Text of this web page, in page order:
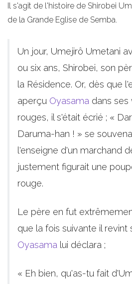
Il s'agit de l'histoire de Shirobei
de la Grande Eglise de Semba.
Un jour, Umejirô Umetani
ou six ans, Shirobei, son
la Résidence. Or, dès que
aperçu Oyasama dans
rouges, il s'était écrié ; «
Daruma-han ! » se
l'enseigne d'un marchand
justement figurait une
rouge.
Le père en fut
que la fois suivante il revint
Oyasama lui déclara ;
« Eh bien, qu'as-tu fait